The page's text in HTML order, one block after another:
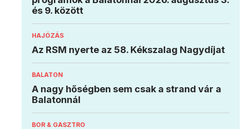
és 9. között
HAJÓZÁS
Az RSM nyerte az 58. Kékszalag Nagydíjat
BALATON
A nagy hőségben sem csak a strand vár a
Balatonnál
BOR & GASZTRO